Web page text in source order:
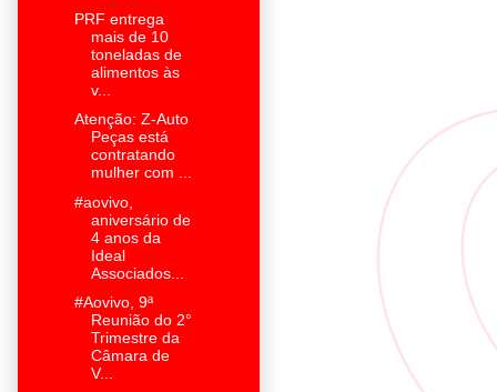
PRF entrega
mais de 10
toneladas de
alimentos às
v...
Atenção: Z-Auto
Peças está
contratando
mulher com ...
#aovivo,
aniversário de
4 anos da
Ideal
Associados...
#Aovivo, 9ª
Reunião do 2°
Trimestre da
Câmara de
V...